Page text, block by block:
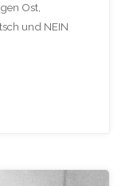
Ost,
und NEIN